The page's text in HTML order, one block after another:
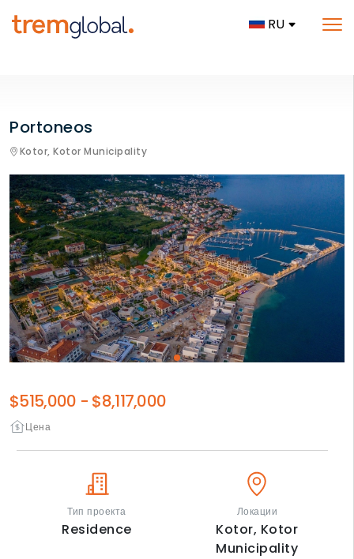
RU
Portoneos
Kotor, Kotor Municipality
Цена
$515,000 - $8,117,000
Тип проекта
Residence
Локации
Kotor, Kotor
Municipality